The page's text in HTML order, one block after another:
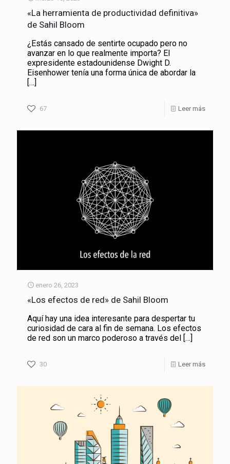
«La herramienta de productividad definitiva»
de Sahil Bloom
¿Estás cansado de sentirte ocupado pero no
avanzar en lo que realmente importa? El
expresidente estadounidense Dwight D.
Eisenhower tenía una forma única de abordar la
[…]
67 Leer más
enero 26, 2023
«Los efectos de red» de Sahil Bloom
Aquí hay una idea interesante para despertar tu
curiosidad de cara al fin de semana. Los efectos
de red son un marco poderoso a través del […]
30 Leer más